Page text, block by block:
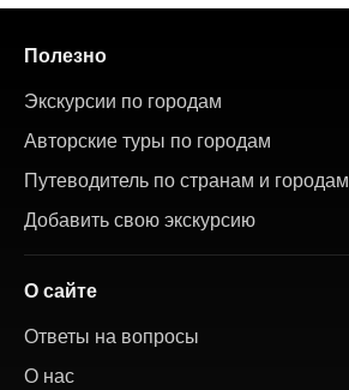
Полезно
Экскурсии по городам
Авторские туры по городам
Путеводитель по странам и городам
Добавить свою экскурсию
О сайте
Ответы на вопросы
О нас